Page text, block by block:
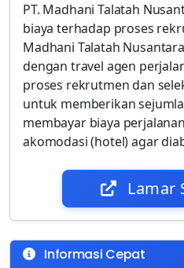
PT. Madhani Talatah
biaya terhadap proses
Madhani Talatah
dengan travel agen
proses rekrutmen dan
untuk memberikan
membayar biaya
akomodasi (hotel) agar
Lamar
Informasi Cepat